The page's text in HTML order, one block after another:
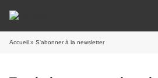
Accueil » S'abonner à la newsletter